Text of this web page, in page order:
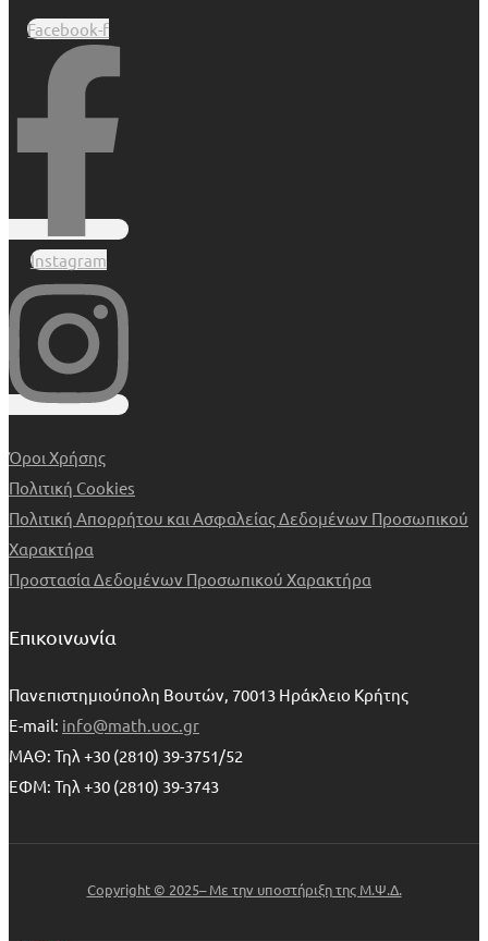
Facebook-f
Instagram
Όροι Χρήσης
Πολιτική Cookies
Πολιτική Απορρήτου και Ασφαλείας Δεδομένων Προσωπικού
Χαρακτήρα
Προστασία Δεδομένων Προσωπικού Χαρακτήρα
Επικοινωνία
Πανεπιστημιούπολη Βουτών, 70013 Ηράκλειο Κρήτης
E-mail: info@math.uoc.gr
ΜΑΘ: Τηλ +30 (2810) 39-3751/52
ΕΦΜ: Τηλ +30 (2810) 39-3743
Copyright © 2025– Με την υποστήριξη της Μ.Ψ.Δ.